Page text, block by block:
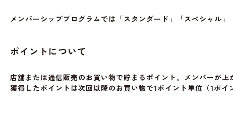
メンバーシッププログラムでは「スタンダード」「スペシャル
ポイントについて
店舗または通信販売のお買い物で貯まるポイント。メンバーが
獲得したポイントは次回以降のお買い物で1ポイント単位（1ポ